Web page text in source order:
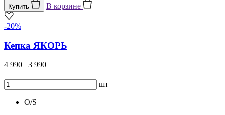
Купить В корзине
-20%
Кепка ЯКОРЬ
4 990 3 990
шт
O/S